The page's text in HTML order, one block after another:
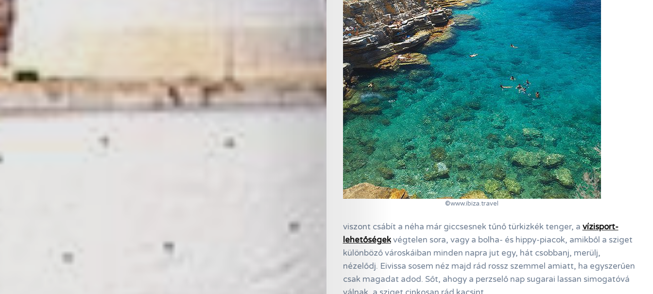
©www.ibiza.travel
viszont csábít a néha már giccsesnek tűnő türkizkék tenger, a vízisport-
lehetőségekvégtelen sora, vagy a bolha- és hippy-piacok, amikből a sziget
különböző városkáiban minden napra jut egy, hát csobbanj, merülj,
nézelődj. Eivissa sosem néz majd rád rossz szemmel amiatt, ha egyszerűen
csak magadat adod. Sőt, ahogy a perzselő nap sugarai lassan simogatóvá